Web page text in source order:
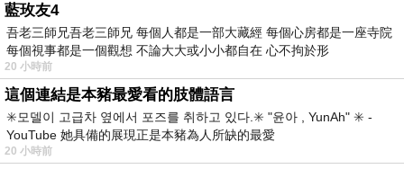
藍玫友4
吾老三師兄吾老三師兄 每個人都是一部大藏經 每個心房都是一座寺院
每個視事都是一個觀想 不論大大或小小都自在 心不拘於形
20 小時前
這個連結是本豬最愛看的肢體語言
✳️모델이 고급차 옆에서 포즈를 취하고 있다.✳️ "윤아 , YunAh" ✳️ -
YouTube 她具備的展現正是本豬為人所缺的最愛
20 小時前